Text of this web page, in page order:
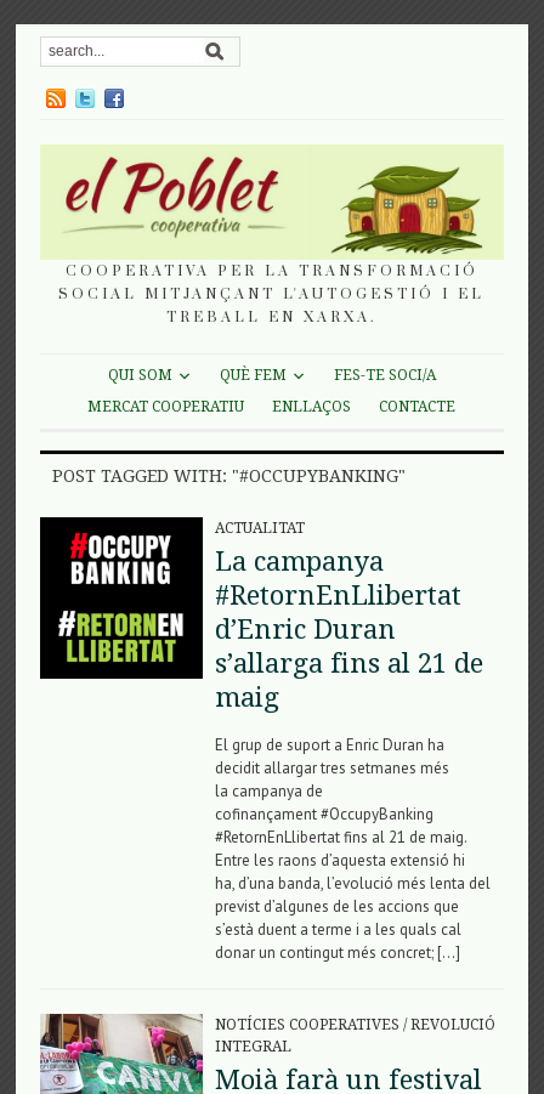
COOPERATIVA PER LA TRANSFORMACIÓ
SOCIAL MITJANÇANT L'AUTOGESTIÓ I EL
TREBALL EN XARXA.
QUI SOM QUÈ FEM
FES-TE SOCI/A
MERCAT COOPERATIU
ENLLAÇOS CONTACTE
POST TAGGED WITH: "#OCCUPYBANKING"
ACTUALITAT
La campanya
#RetornEnLlibertat
d’Enric Duran
s’allarga fins al 21 de
maig
El grup de suport a Enric Duran ha
decidit allargar tres setmanes més
la campanya de
cofinançament #OccupyBanking
#RetornEnLlibertat fins al 21 de maig.
Entre les raons d’aquesta extensió hi
ha, d’una banda, l’evolució més lenta del
previst d’algunes de les accions que
s’està duent a terme i a les quals cal
donar un contingut més concret; […]
NOTÍCIES COOPERATIVES /REVOLUCIÓ
INTEGRAL
Moià farà un festival